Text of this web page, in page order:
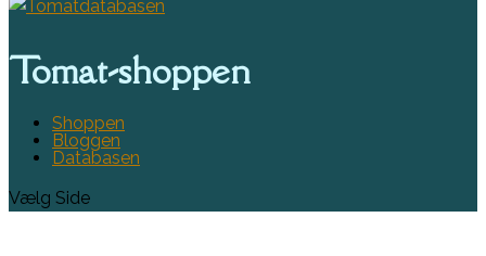
Tomat-shoppen
Shoppen
Bloggen
Databasen
Vælg Side